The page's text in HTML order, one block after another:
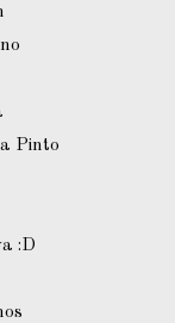
Pinto
:D